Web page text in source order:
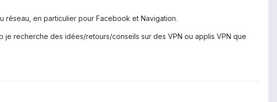
réseau, en particulier pour Facebook et Navigation.
recherche des idées/retours/conseils sur des VPN ou applis VPN que